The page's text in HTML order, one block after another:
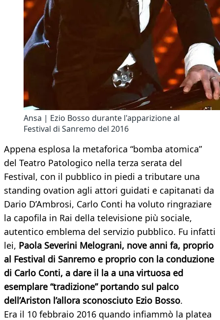
Ansa | Ezio Bosso durante l'apparizione al
Festival di Sanremo del 2016
Appena esplosa la metaforica “bomba atomica”
del Teatro Patologico nella terza serata del
Festival, con il pubblico in piedi a tributare una
standing ovation agli attori guidati e capitanati da
Dario D’Ambrosi, Carlo Conti ha voluto ringraziare
la capofila in Rai della televisione più sociale,
autentico emblema del servizio pubblico. Fu infatti
lei, Paola Severini Melograni, nove anni fa, proprio
al Festival di Sanremo e proprio con la conduzione
di Carlo Conti, a dare il la a una virtuosa ed
esemplare “tradizione” portando sul palco
dell’Ariston l’allora sconosciuto Ezio Bosso.
Era il 10 febbraio 2016 quando infiammò la platea